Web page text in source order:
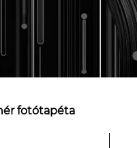
fotótapéta